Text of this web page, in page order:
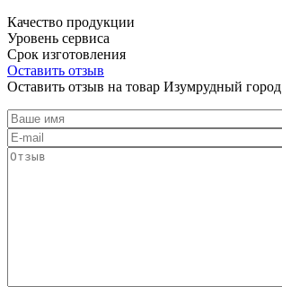
Качество продукции
Уровень сервиса
Срок изготовления
Оставить отзыв
Оставить отзыв на товар Изумрудный город